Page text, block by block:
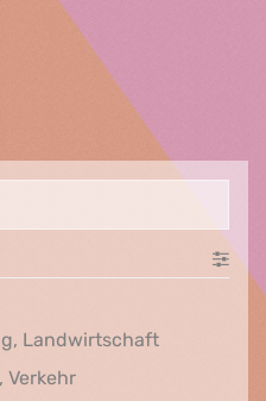
Landwirtschaft
VerkehrKlima, Umwelt,